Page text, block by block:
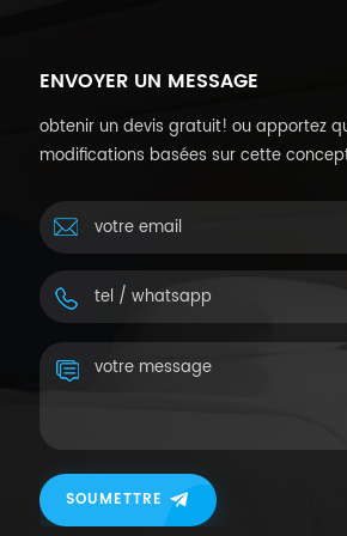
ENVOYER UN MESSAGE
obtenir un devis gratuit! ou apportez
modifications basées sur cette
SOUMETTRE